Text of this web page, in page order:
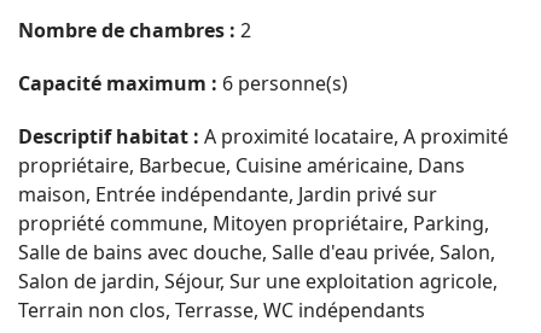
Nombre de chambres : 2
Capacité maximum : 6
Descriptif habitat : A proximité locataire, A proximité
propriétaire, Barbecue, Cuisine américaine, Dans
maison, Entrée indépendante, Jardin privé sur
propriété commune, Mitoyen propriétaire, Parking,
Salle de bains avec douche, Salle d'eau privée, Salon,
Salon de jardin, Séjour, Sur une exploitation agricole,
Terrain non clos, Terrasse, WC indépendants